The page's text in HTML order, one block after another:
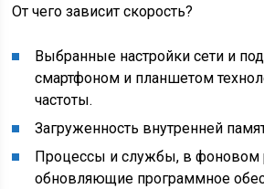
От чего зависит скорость?
Выбранные настройки сети и
смартфоном и планшетом
частоты.
Загруженность внутренней
Процессы и службы, в
обновляющие программное